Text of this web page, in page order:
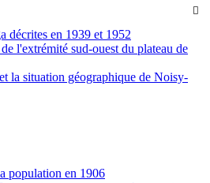

décrites en 1939 et 1952
l'extrémité sud-ouest du plateau de
la situation géographique de Noisy-
population en 1906